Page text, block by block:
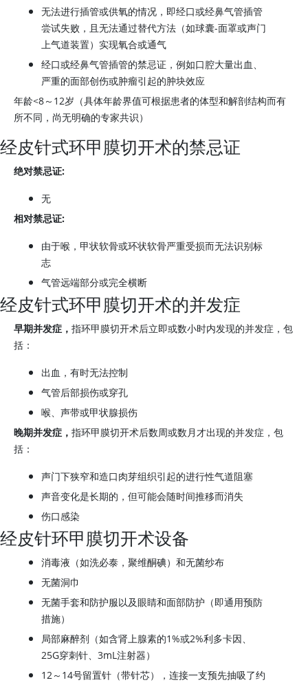
无法进行插管或供氧的情况，即经口或经鼻气管插管
尝试失败，且无法通过替代方法（如球囊-面罩或声门
上气道装置）实现氧合或通气
经口或经鼻气管插管的禁忌证，例如口腔大量出血、
严重的面部创伤或肿瘤引起的肿块效应
年龄<8～12岁（具体年龄界值可根据患者的体型和解剖结构而有
所不同，尚无明确的专家共识）
经皮针式环甲膜切开术的禁忌证
绝对禁忌证:
无
相对禁忌证:
由于喉，甲状软骨或环状软骨严重受损而无法识别标
志
气管远端部分或完全横断
经皮针式环甲膜切开术的并发症
早期并发症， 指环甲膜切开术后立即或数小时内发现的并发症，包
括：
出血，有时无法控制
气管后部损伤或穿孔
喉、声带或甲状腺损伤
晚期并发症， 指环甲膜切开术后数周或数月才出现的并发症，包
括：
声门下狭窄和造口肉芽组织引起的进行性气道阻塞
声音变化是长期的，但可能会随时间推移而消失
伤口感染
经皮针环甲膜切开术设备
消毒液（如洗必泰，聚维酮碘）和无菌纱布
无菌洞巾
无菌手套和防护服以及眼睛和面部防护（即通用预防
措施）
局部麻醉剂（如含肾上腺素的1%或2%利多卡因、
25G穿刺针、3mL注射器）
12～14号留置针（带针芯），连接一支预先抽吸了约